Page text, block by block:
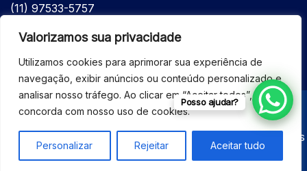
Valorizamos sua privacidade
Utilizamos cookies para aprimorar sua experiência de
navegação, exibir anúncios ou conteúdo personalizado e
analisar nosso tráfego. Ao clicar em “Aceitar todos”, você
concorda com nosso uso de cookies.
Personalizar Rejeitar Aceitar tudo
(11) 97533-5757
(62) 98610-7777
© 2026 - ASSISTÊNCIA TÉCNICA ESPECIALIZADA
EQUIPAMENTOS BRUKER - Todos os direitos reservados
Posso ajudar?